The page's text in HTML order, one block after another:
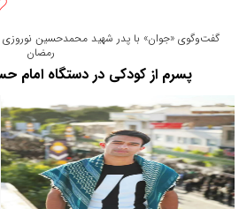
گفت‌وگوی «جوان» با پدر شهید محمد‌حسین
رمضان
پسرم از کودکی در دستگاه